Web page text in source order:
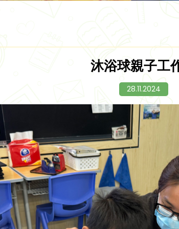
沐浴球親子工
28.11.2024